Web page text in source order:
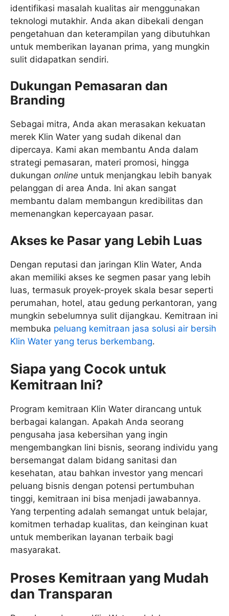
identifikasi masalah kualitas air menggunakan
teknologi mutakhir. Anda akan dibekali dengan
pengetahuan dan keterampilan yang dibutuhkan
untuk memberikan layanan prima, yang mungkin
sulit didapatkan sendiri.
Dukungan Pemasaran dan
Branding
Sebagai mitra, Anda akan merasakan kekuatan
merek Klin Water yang sudah dikenal dan
dipercaya. Kami akan membantu Anda dalam
strategi pemasaran, materi promosi, hingga
dukungan online untuk menjangkau lebih banyak
pelanggan di area Anda. Ini akan sangat
membantu dalam membangun kredibilitas dan
memenangkan kepercayaan pasar.
Akses ke Pasar yang Lebih Luas
Dengan reputasi dan jaringan Klin Water, Anda
akan memiliki akses ke segmen pasar yang lebih
luas, termasuk proyek-proyek skala besar seperti
perumahan, hotel, atau gedung perkantoran, yang
mungkin sebelumnya sulit dijangkau. Kemitraan ini
membuka peluang kemitraan jasa solusi air bersih
Klin Water yang terus berkembang.
Siapa yang Cocok untuk
Kemitraan Ini?
Program kemitraan Klin Water dirancang untuk
berbagai kalangan. Apakah Anda seorang
pengusaha jasa kebersihan yang ingin
mengembangkan lini bisnis, seorang individu yang
bersemangat dalam bidang sanitasi dan
kesehatan, atau bahkan investor yang mencari
peluang bisnis dengan potensi pertumbuhan
tinggi, kemitraan ini bisa menjadi jawabannya.
Yang terpenting adalah semangat untuk belajar,
komitmen terhadap kualitas, dan keinginan kuat
untuk memberikan layanan terbaik bagi
masyarakat.
Proses Kemitraan yang Mudah
dan Transparan